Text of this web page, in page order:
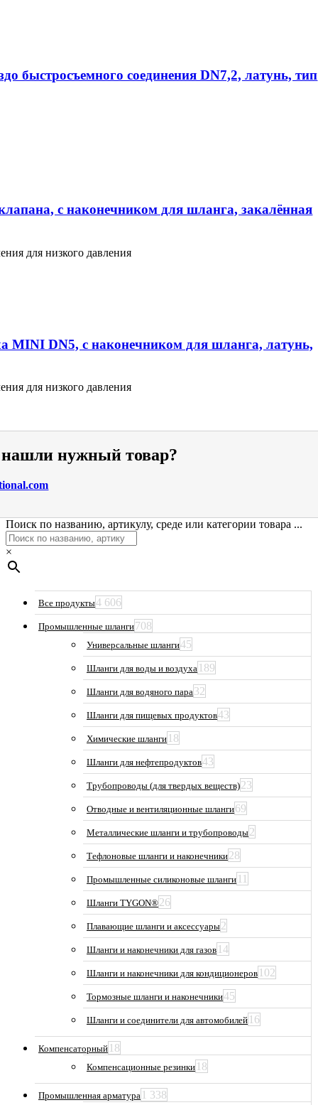
быстросъемного соединения DN7,2, латунь, тип
с наконечником для шланга, закалённая
для низкого давления
MINI DN5, с наконечником для шланга, латунь,
для низкого давления
нужный товар?
Поиск по названию, артикулу, среде или категории товара ...
×
Все продукты4 606
Промышленные шланги708
Универсальные шланги45
Шланги для воды и воздуха 189
Шланги для водяного пара32
Шланги для пищевых продуктов43
Химические шланги 18
Шланги для нефтепродуктов43
Трубопроводы (для твердых веществ)23
Отводные и вентиляционные шланги69
Металлические шланги и трубопроводы2
Тефлоновые шланги и наконечники28
Промышленные силиконовые шланги 11
Шланги TYGON®26
Плавающие шланги и аксессуары2
Шланги и наконечники для газов 14
Шланги и наконечники для кондиционеров 102
Тормозные шланги и наконечники45
Шланги и соединители для автомобилей 16
Компенсаторный 18
Компенсационные резинки 18
Промышленная арматура 1 338